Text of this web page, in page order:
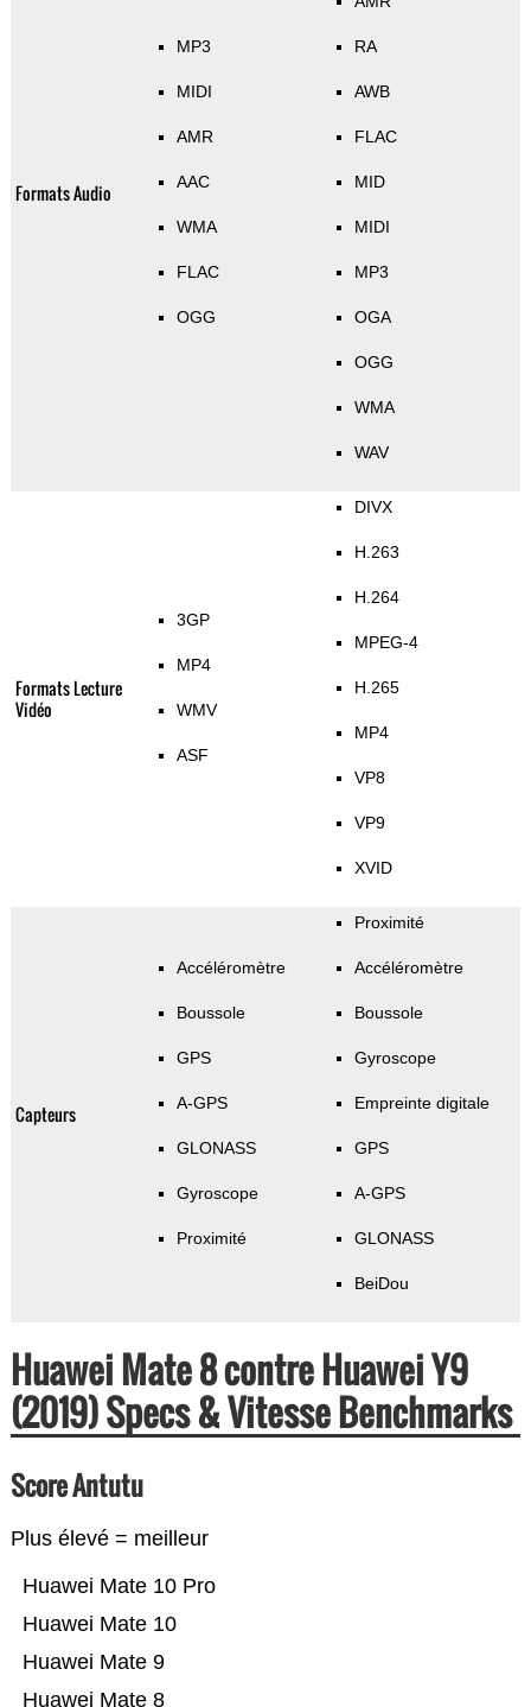
Formats Audio
MP3
MIDI
AMR
AAC
WMA
FLAC
OGG
RA
AWB
FLAC
MID
MIDI
MP3
OGA
OGG
WMA
WAV
Formats Lecture
Vidéo
3GP
MP4
WMV
ASF
DIVX
H.263
H.264
MPEG-4
H.265
MP4
VP8
VP9
XVID
Capteurs
Accéléromètre
Boussole
GPS
A-GPS
GLONASS
Gyroscope
Proximité
Proximité
Accéléromètre
Boussole
Gyroscope
Empreinte digitale
GPS
A-GPS
GLONASS
BeiDou
Huawei Mate 8 contre Huawei Y9
(2019) Specs & Vitesse Benchmarks
Score Antutu
Plus élevé = meilleur
Huawei Mate 8
Huawei Mate 9
Huawei Mate 10
Huawei Mate 10 Pro